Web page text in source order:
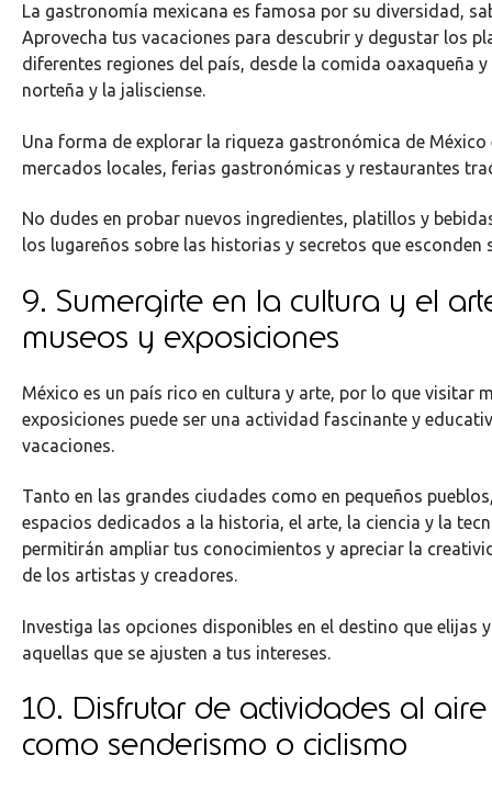
La gastronomía mexicana es famosa por su diversidad,
Aprovecha tus vacaciones para descubrir y degustar los
diferentes regiones del país, desde la comida oaxaqueña
norteña y la jalisciense.
Una forma de explorar la riqueza gastronómica de México
mercados locales, ferias gastronómicas y restaurantes
No dudes en probar nuevos ingredientes, platillos y
los lugareños sobre las historias y secretos que esconden
9. Sumergirte en la cultura y el
museos y exposiciones
México es un país rico en cultura y arte, por lo que visitar
exposiciones puede ser una actividad fascinante y
vacaciones.
Tanto en las grandes ciudades como en pequeños
espacios dedicados a la historia, el arte, la ciencia y la
permitirán ampliar tus conocimientos y apreciar la
de los artistas y creadores.
Investiga las opciones disponibles en el destino que elijas
aquellas que se ajusten a tus intereses.
10. Disfrutar de actividades al
como senderismo o ciclismo